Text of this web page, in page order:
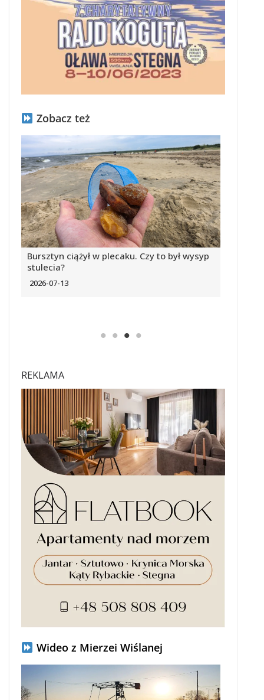
Zobacz też
Bursztyn ciążył w plecaku. Czy to był wysyp
stulecia?
2026-07-13
REKLAMA
Wideo z Mierzei Wiślanej